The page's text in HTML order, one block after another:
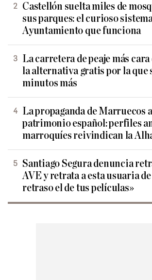
Castellón suelta miles de
sus parques: el curioso
Ayuntamiento que funciona
La carretera de peaje más cara
la alternativa gratis por la que
minutos más
La propaganda de Marruecos
patrimonio español: perfiles
marroquíes reivindican la
Santiago Segura denuncia
AVE y retrata a esta usuaria de
retraso el de tus películas»